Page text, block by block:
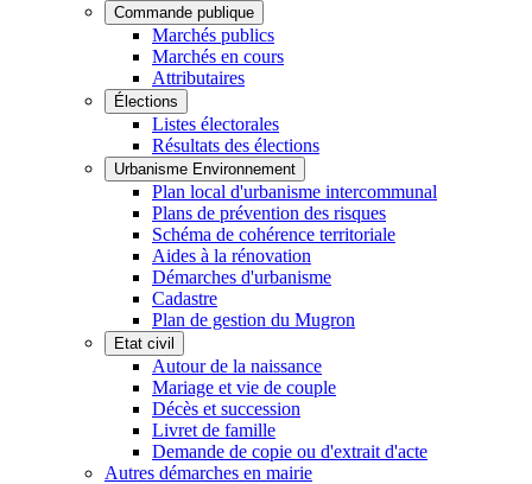
Commande publique
Marchés publics
Marchés en cours
Attributaires
Élections
Listes électorales
Résultats des élections
Urbanisme Environnement
Plan local d'urbanisme intercommunal
Plans de prévention des risques
Schéma de cohérence territoriale
Aides à la rénovation
Démarches d'urbanisme
Cadastre
Plan de gestion du Mugron
Etat civil
Autour de la naissance
Mariage et vie de couple
Décès et succession
Livret de famille
Demande de copie ou d'extrait d'acte
Autres démarches en mairie